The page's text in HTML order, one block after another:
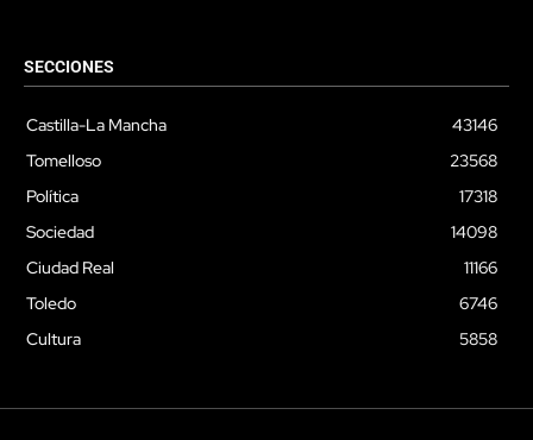
SECCIONES
Castilla-La Mancha
43146
Tomelloso
23568
Política
17318
Sociedad
14098
Ciudad Real
11166
Toledo
6746
Cultura
5858